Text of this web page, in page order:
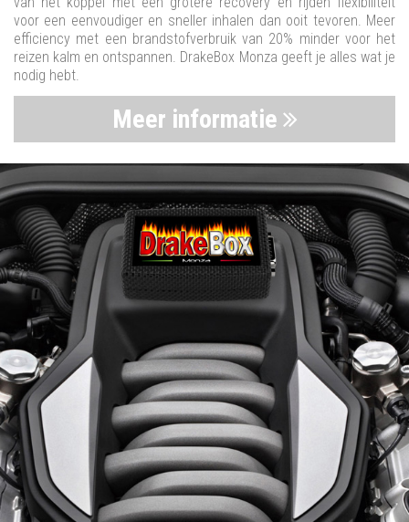
voor een eenvoudiger en sneller inhalen dan ooit tevoren. Meer
efficiency met een brandstofverbruik van 20% minder voor het
reizen kalm en ontspannen. DrakeBox Monza geeft je alles wat je
nodig hebt.
Meer informatie